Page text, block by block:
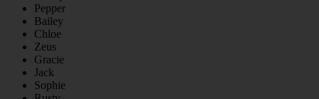
Pepper
Bailey
Chloe
Zeus
Gracie
Jack
Sophie